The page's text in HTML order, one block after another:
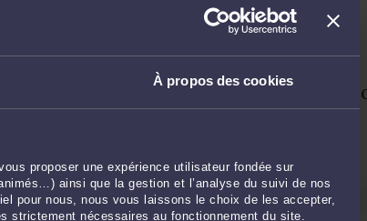
À propos des cookies
proposer une expérience utilisateur fondée sur
ainsi que la gestion et l’analyse du suivi de nos
pour nous, nous vous laissons le choix de les accepter,
strictement nécessaires au fonctionnement du site.
de rappel 3 Votre avocat vous